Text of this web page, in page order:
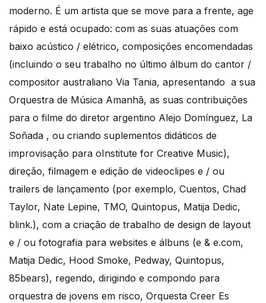
moderno. É um artista que se move para a frente, age
rápido e está ocupado: com as suas atuações com
baixo acústico / elétrico, composições encomendadas
(incluindo o seu trabalho no último álbum do cantor /
compositor australiano Via Tania, apresentando a sua
Orquestra de Música Amanhã, as suas contribuições
para o filme do diretor argentino Alejo Domínguez, La
Soñada , ou criando suplementos didáticos de
improvisação para oInstitute for Creative Music),
direção, filmagem e edição de videoclipes e / ou
trailers de lançamento (por exemplo, Cuentos, Chad
Taylor, Nate Lepine, TMO, Quintopus, Matija Dedic,
blink.), com a criação de trabalho de design de layout
e / ou fotografia para websites e álbuns (e & e.com,
Matija Dedic, Hood Smoke, Pedway, Quintopus,
85bears), regendo, dirigindo e compondo para
orquestra de jovens em risco, Orquesta Creer Es